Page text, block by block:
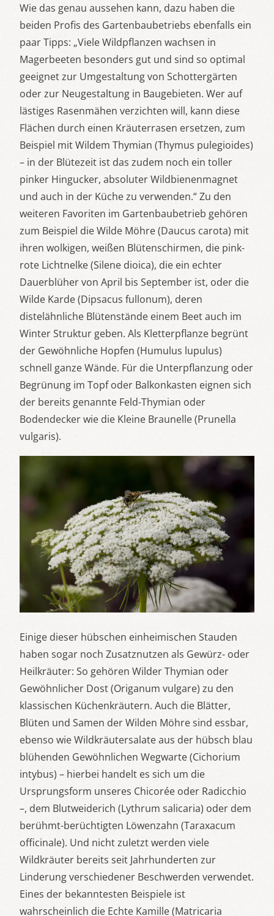
Wie das genau aussehen kann, dazu haben die
beiden Profis des Gartenbaubetriebs ebenfalls ein
paar Tipps: „Viele Wildpflanzen wachsen in
Magerbeeten besonders gut und sind so optimal
geeignet zur Umgestaltung von Schottergärten
oder zur Neugestaltung in Baugebieten. Wer auf
lästiges Rasenmähen verzichten will, kann diese
Flächen durch einen Kräuterrasen ersetzen, zum
Beispiel mit Wildem Thymian (Thymus pulegioides)
– in der Blütezeit ist das zudem noch ein toller
pinker Hingucker, absoluter Wildbienenmagnet
und auch in der Küche zu verwenden.“ Zu den
weiteren Favoriten im Gartenbaubetrieb gehören
zum Beispiel die Wilde Möhre (Daucus carota) mit
ihren wolkigen, weißen Blütenschirmen, die pink-
rote Lichtnelke (Silene dioica), die ein echter
Dauerblüher von April bis September ist, oder die
Wilde Karde (Dipsacus fullonum), deren
distelähnliche Blütenstände einem Beet auch im
Winter Struktur geben. Als Kletterpflanze begrünt
der Gewöhnliche Hopfen (Humulus lupulus)
schnell ganze Wände. Für die Unterpflanzung oder
Begrünung im Topf oder Balkonkasten eignen sich
der bereits genannte Feld-Thymian oder
Bodendecker wie die Kleine Braunelle (Prunella
vulgaris).
Einige dieser hübschen einheimischen Stauden
haben sogar noch Zusatznutzen als Gewürz- oder
Heilkräuter: So gehören Wilder Thymian oder
Gewöhnlicher Dost (Origanum vulgare) zu den
klassischen Küchenkräutern. Auch die Blätter,
Blüten und Samen der Wilden Möhre sind essbar,
ebenso wie Wildkräutersalate aus der hübsch blau
blühenden Gewöhnlichen Wegwarte (Cichorium
intybus) – hierbei handelt es sich um die
Ursprungsform unseres Chicorée oder Radicchio
–, dem Blutweiderich (Lythrum salicaria) oder dem
berühmt-berüchtigten Löwenzahn (Taraxacum
officinale). Und nicht zuletzt werden viele
Wildkräuter bereits seit Jahrhunderten zur
Linderung verschiedener Beschwerden verwendet.
Eines der bekanntesten Beispiele ist
wahrscheinlich die Echte Kamille (Matricaria